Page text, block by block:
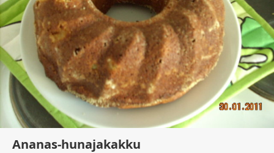
Ananas-hunajakakku